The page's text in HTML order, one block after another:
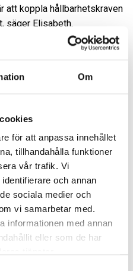
Om
för att anpassa innehållet
tillhandahålla funktioner
vår trafik. Vi
och annan
sociala medier och
vi samarbetar med.
informationen med annan
eller som de har
att koppla hållbarhetskraven
säger Elisabeth.
stora utmaningar
behov av data genom
fortfarande, till exempel
till byggnadsdelar, förklarar
lösningen, något NCC
administrativ uppgift, utan